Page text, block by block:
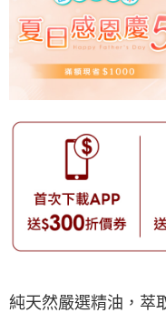
純天然嚴選精油，萃